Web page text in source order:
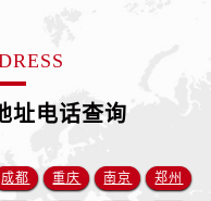
址电话查询
成都 重庆 南京 郑州